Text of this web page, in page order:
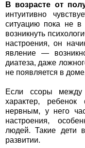
В возрасте от
интуитивно
ситуацию пока не в
возникнуть
настроения, он
явление —
диатеза, даже
не появляется в
Если ссоры между
характер, ребенок
нервным, у него
настроения,
людей. Такие дети
развитии.